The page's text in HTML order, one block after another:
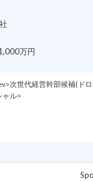
万円
次世代経営幹部候補(ド
ャル>